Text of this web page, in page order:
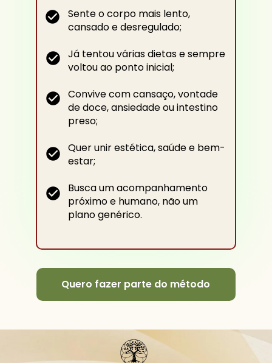
Sente o corpo mais lento,
cansado e desregulado;
Já tentou várias dietas e sempre
voltou ao ponto inicial;
Convive com cansaço, vontade
de doce, ansiedade ou intestino
preso;
Quer unir estética, saúde e bem-
estar;
Busca um acompanhamento
próximo e humano, não um
plano genérico.
Quero fazer parte do método